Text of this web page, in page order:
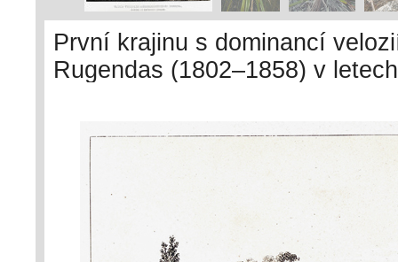
První krajinu s dominancí
Rugendas (1802–1858) v
Publikoval ji Ignatz Urban až
již pouze vzácně, např. v
vyobrazená krajina součástí.